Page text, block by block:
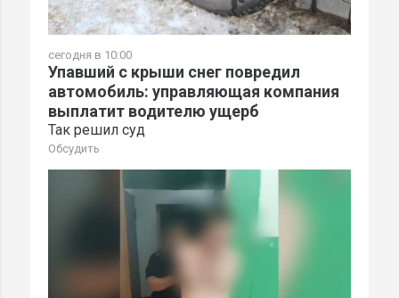
сегодня в 10:00
Упавший с крыши снег повредил
автомобиль: управляющая компания
выплатит водителю ущерб
Так решил суд
Обсудить